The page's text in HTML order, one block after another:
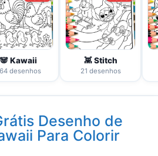
🐼 Kawaii
desenhos
👾 Stitch
21 desenhos
Desenho de
Para Colorir